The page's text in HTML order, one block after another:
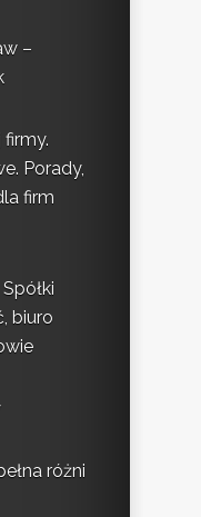
–
firmy.
Porady,
firm
biuro
różni